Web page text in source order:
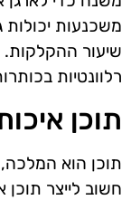
שיעור
רלוונטיות
תוכן
תוכן הוא המלכה,
חשוב לייצר